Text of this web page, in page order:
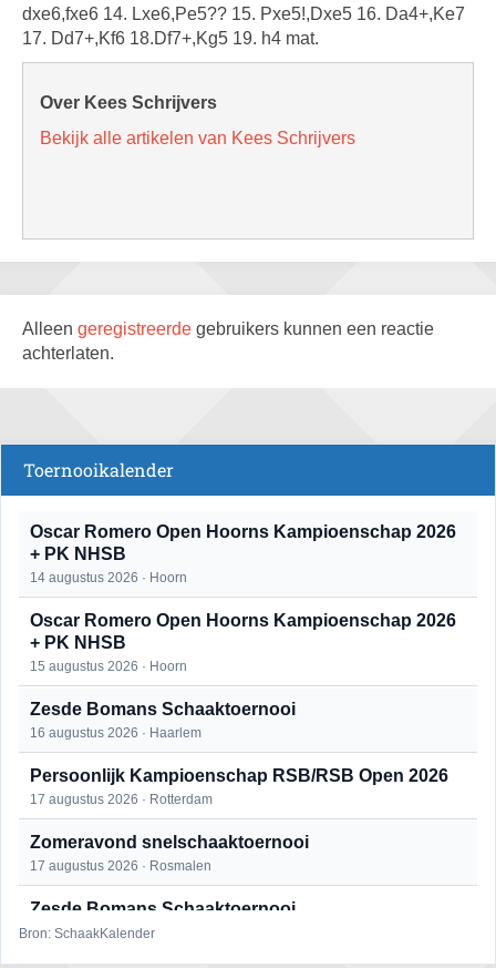
dxe6,fxe6 14. Lxe6,Pe5?? 15. Pxe5!,Dxe5 16. Da4+,Ke7
17. Dd7+,Kf6 18.Df7+,Kg5 19. h4 mat.
Over Kees Schrijvers
Bekijk alle artikelen van Kees Schrijvers
Alleen geregistreerde gebruikers kunnen een reactie
achterlaten.
Toernooikalender
Oscar Romero Open Hoorns Kampioenschap 2026
+ PK NHSB
14 augustus 2026 · Hoorn
Oscar Romero Open Hoorns Kampioenschap 2026
+ PK NHSB
15 augustus 2026 · Hoorn
Zesde Bomans Schaaktoernooi
16 augustus 2026 · Haarlem
Persoonlijk Kampioenschap RSB/RSB Open 2026
17 augustus 2026 · Rotterdam
Zomeravond snelschaaktoernooi
17 augustus 2026 · Rosmalen
Zesde Bomans Schaaktoernooi
17 augustus 2026 · Haarlem
Bron: SchaakKalender